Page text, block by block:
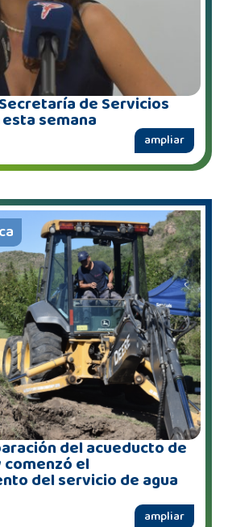
de Servicios
semana
ampliar
del acueducto de
el
del servicio de agua
ampliar